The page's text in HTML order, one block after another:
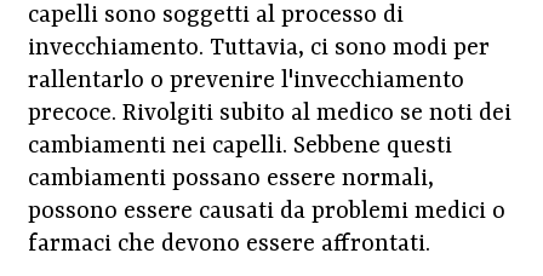
capelli sono soggetti al processo di
invecchiamento. Tuttavia, ci sono modi per
rallentarlo o prevenire l'invecchiamento
precoce. Rivolgiti subito al medico se noti dei
cambiamenti nei capelli. Sebbene questi
cambiamenti possano essere normali,
possono essere causati da problemi medici o
farmaci che devono essere affrontati.